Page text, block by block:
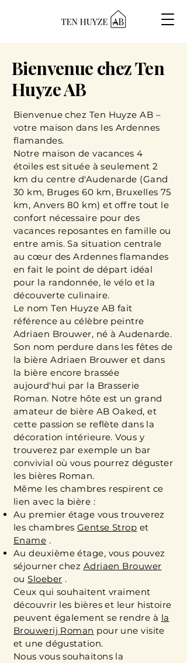
Bienvenue chez Ten
Huyze AB
Bienvenue chez Ten Huyze AB –
votre maison dans les Ardennes
flamandes.
Notre maison de vacances 4
étoiles est située à seulement 2
km du centre d'Audenarde (Gand
30 km, Bruges 60 km, Bruxelles 75
km, Anvers 80 km) et offre tout le
confort nécessaire pour des
vacances reposantes en famille ou
entre amis. Sa situation centrale
au cœur des Ardennes flamandes
en fait le point de départ idéal
pour la randonnée, le vélo et la
découverte culinaire.
Le nom Ten Huyze AB fait
référence au célèbre peintre
Adriaen Brouwer, né à Audenarde.
Son nom perdure dans les fêtes de
la bière Adriaen Brouwer et dans
la bière encore brassée
aujourd'hui par la Brasserie
Roman. Notre hôte est un grand
amateur de bière AB Oaked, et
cette passion se reflète dans la
décoration intérieure. Vous y
trouverez par exemple un bar
convivial où vous pourrez déguster
les bières Roman.
Même les chambres respirent ce
lien avec la bière :
Au premier étage vous trouverez
les chambres Gentse Strop et
Ename .
Au deuxième étage, vous pouvez
séjourner chez Adriaen Brouwer
ouSloeber .
Ceux qui souhaitent vraiment
découvrir les bières et leur histoire
peuvent également se rendre à la
Brouwerij Roman pour une visite
et une dégustation.
Nous vous souhaitons la